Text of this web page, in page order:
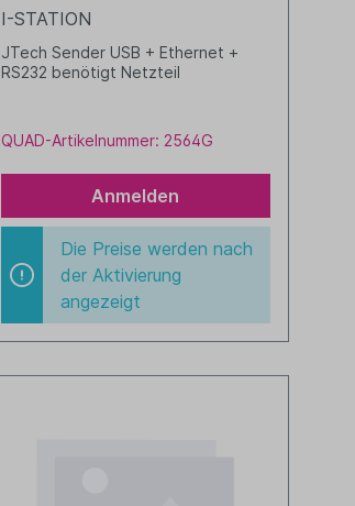
I-STATION
JTech Sender USB + Ethernet +
RS232 benötigt Netzteil
QUAD-Artikelnummer: 2564G
Anmelden
Die Preise werden nach
der Aktivierung
angezeigt